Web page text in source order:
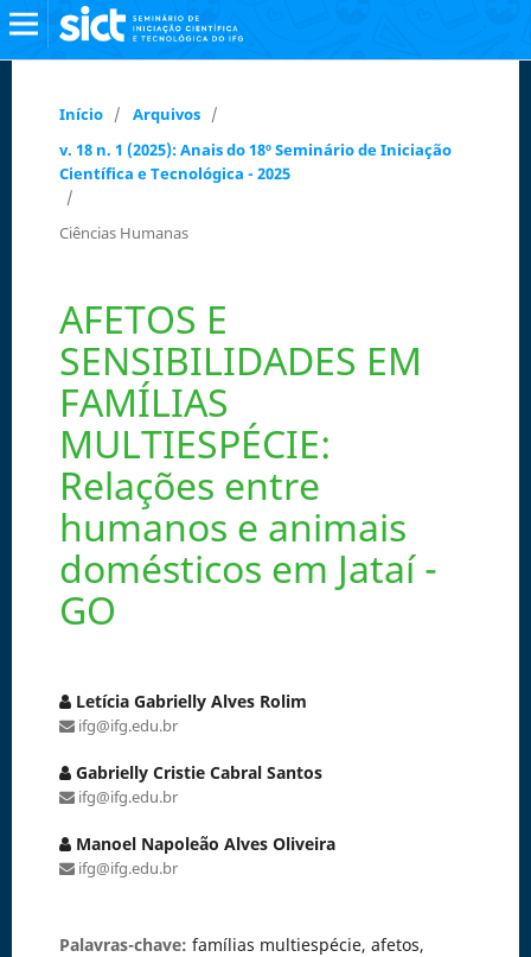
Início / Arquivos /
v. 18 n. 1 (2025): Anais do 18º Seminário de Iniciação
Científica e Tecnológica - 2025
/
Ciências Humanas
AFETOS E
SENSIBILIDADES EM
FAMÍLIAS
MULTIESPÉCIE:
Relações entre
humanos e animais
domésticos em Jataí -
GO
Letícia Gabrielly Alves Rolim
ifg@ifg.edu.br
Gabrielly Cristie Cabral Santos
ifg@ifg.edu.br
Manoel Napoleão Alves Oliveira
ifg@ifg.edu.br
Palavras-chave: famílias multiespécie, afetos,